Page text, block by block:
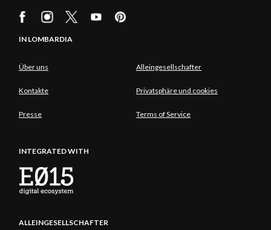
IN LOMBARDIA
Über uns Alleingesellschafter
Kontakte Privatsphäre und cookies
Presse Terms of Service
INTEGRATED WITH
ALLEINGESELLSCHAFTER